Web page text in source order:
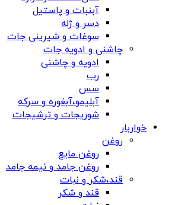
آبنبات و پاستیل
دسر و ژله
سوغات و شیرینی جات
چاشنی و ادویه جات
ادویه و چاشنی
رب
سس
آبلیمو،آبغوره و سرکه
شوریجات و ترشیجات
خواربار
روغن
روغن مایع
روغن جامد و نیمه جامد
قند،شکر و نبات
قند و شکر